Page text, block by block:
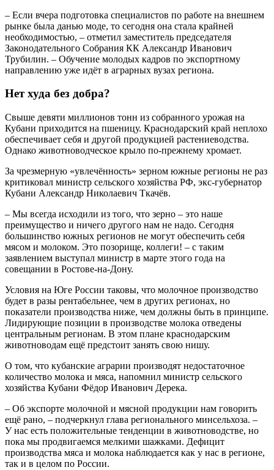
– Если вчера подготовка специалистов по работе на внешнем
рынке была данью моде, то сегодня она стала крайней
необходимостью, – отметил заместитель председателя
Законодательного Собрания КК Александр Иванович
Трубилин. – Обучение молодых кадров по экспортному
направлению уже идёт в аграрных вузах региона.
Нет худа без добра?
Свыше девяти миллионов тонн из собранного урожая на
Кубани приходится на пшеницу. Краснодарский край неплохо
обеспечивает себя и другой продукцией растениеводства.
Однако животноводческое крыло по-прежнему хромает.
За чрезмерную «увлечённость» зерном южные регионы не раз
критиковал министр сельского хозяйства РФ, экс-губернатор
Кубани Александр Николаевич Ткачёв.
– Мы всегда исходили из того, что зерно – это наше
преимущество и ничего другого нам не надо. Сегодня
большинство южных регионов не могут обеспечить себя
мясом и молоком. Это позорище, коллеги! – с таким
заявлением выступал министр в марте этого года на
совещании в Ростове-на-Дону.
Условия на Юге России таковы, что молочное производство
будет в разы рентабельнее, чем в других регионах, но
показатели производства ниже, чем должны быть в принципе.
Лидирующие позиции в производстве молока отведены
центральным регионам. В этом плане краснодарским
животноводам ещё предстоит занять свою нишу.
О том, что кубанские аграрии производят недостаточное
количество молока и мяса, напомнил министр сельского
хозяйства Кубани Фёдор Иванович Дерека.
– Об экспорте молочной и мясной продукции нам говорить
ещё рано, – подчеркнул глава регионального минсельхоза. –
У нас есть положительные тенденции в животноводстве, но
пока мы продвигаемся мелкими шажками. Дефицит
производства мяса и молока наблюдается как у нас в регионе,
так и в целом по России.